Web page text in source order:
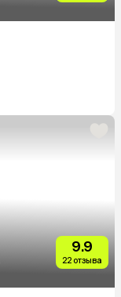
9.9
22 отзыва